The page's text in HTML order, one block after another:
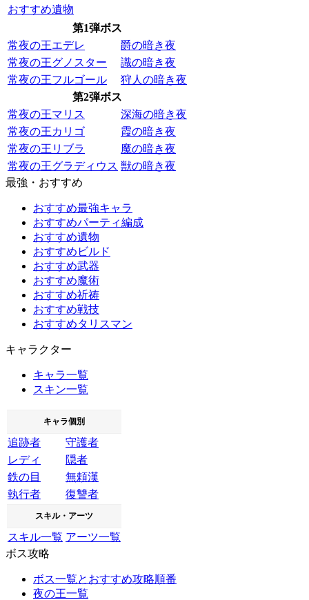
おすすめ遺物
第1弾ボス
常夜の王エデレ
爵の暗き夜
常夜の王グノスター
識の暗き夜
常夜の王フルゴール
狩人の暗き夜
第2弾ボス
常夜の王マリス
深海の暗き夜
常夜の王カリゴ
霞の暗き夜
常夜の王リブラ
魔の暗き夜
常夜の王グラディウス 獣の暗き夜
最強・おすすめ
おすすめ最強キャラ
おすすめパーティ編成
おすすめ遺物
おすすめビルド
おすすめ武器
おすすめ魔術
おすすめ祈祷
おすすめ戦技
おすすめタリスマン
キャラクター
キャラ一覧
スキン一覧
キャラ個別
追跡者
守護者
レディ
隠者
鉄の目
無頼漢
執行者
復讐者
スキル・アーツ
スキル一覧 アーツ一覧
ボス攻略
ボス一覧とおすすめ攻略順番
夜の王一覧